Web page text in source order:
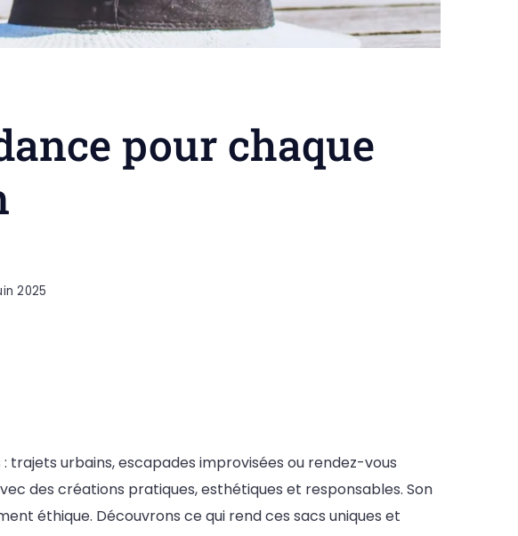
pour chaque
2025
urbains, escapades improvisées ou rendez-vous
des créations pratiques, esthétiques et responsables. Son
éthique. Découvrons ce qui rend ces sacs uniques et